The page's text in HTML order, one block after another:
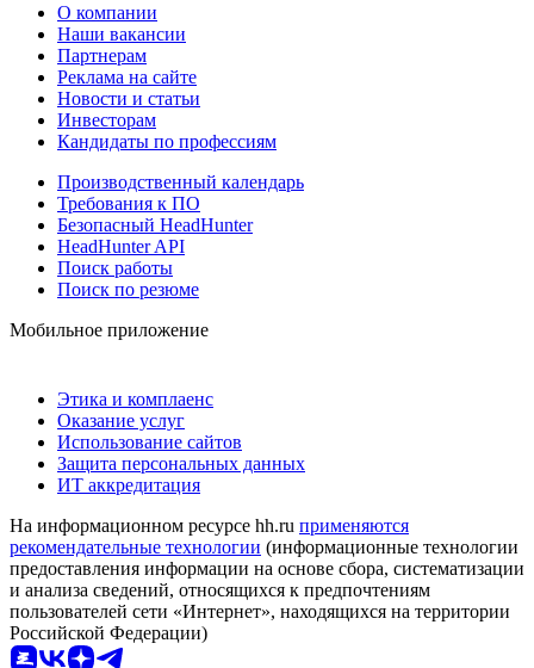
О компании
Наши вакансии
Партнерам
Реклама на сайте
Новости и статьи
Инвесторам
Кандидаты по профессиям
Производственный календарь
Требования к ПО
Безопасный HeadHunter
HeadHunter API
Поиск работы
Поиск по резюме
Мобильное приложение
Этика и комплаенс
Оказание услуг
Использование сайтов
Защита персональных данных
ИТ аккредитация
На информационном ресурсе hh.ru применяются
рекомендательные технологии (информационные технологии
предоставления информации на основе сбора, систематизации
и анализа сведений, относящихся к предпочтениям
пользователей сети «Интернет», находящихся на территории
Российской Федерации)